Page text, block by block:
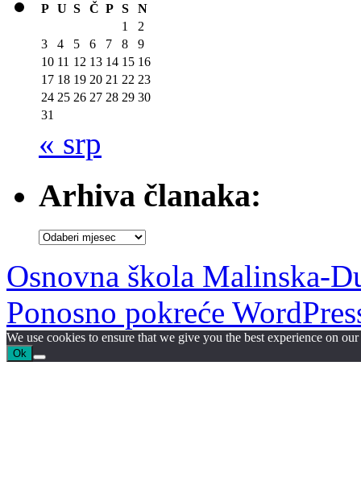
P U S Č P S
N
1
2
3
4 5 6 7 8
9
10 11 12 13 14 15 16
17 18 19 20 21 22 23
24 25 26 27 28 29 30
31
« srp
Arhiva članaka:
Arhiva
Osnovna škola Malinska-
Ponosno pokreće
We use cookies to ensure that we give you the best experience on
Ok